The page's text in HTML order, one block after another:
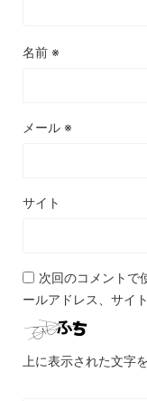
名前 ※
メール ※
サイト
次回のコメントで
ールアドレス、サイ
上に表示された文字